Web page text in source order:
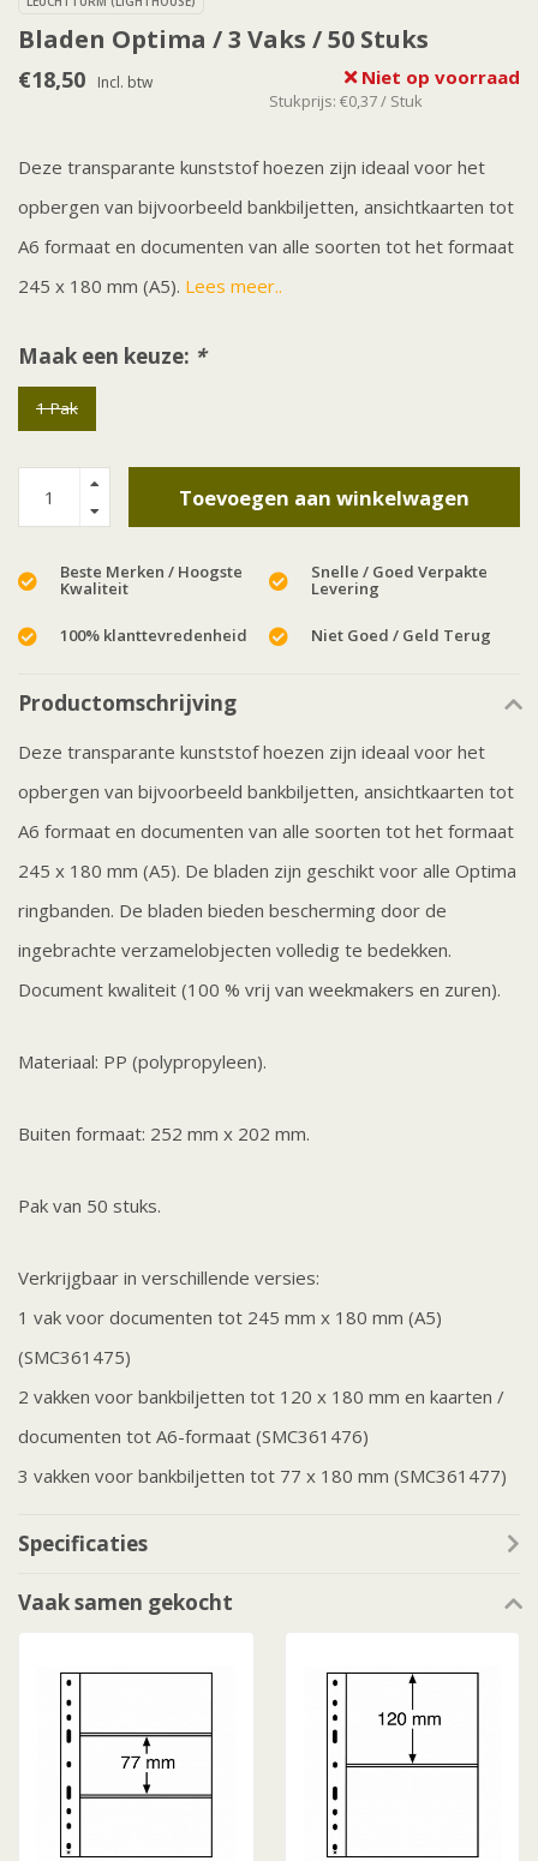
Bladen Optima / 3 Vaks / 50 Stuks
€18,50 Incl. btw Niet op voorraad
Stukprijs: €0,37 / Stuk
Deze transparante kunststof hoezen zijn ideaal voor het
opbergen van bijvoorbeeld bankbiljetten, ansichtkaarten tot
A6 formaat en documenten van alle soorten tot het formaat
245 x 180 mm (A5). Lees meer..
Maak een keuze: *
1 Pak
Toevoegen aan winkelwagen
Beste Merken / Hoogste
Kwaliteit
Snelle / Goed Verpakte
Levering
100% klanttevredenheid Niet Goed / Geld Terug
Productomschrijving
Deze transparante kunststof hoezen zijn ideaal voor het
opbergen van bijvoorbeeld bankbiljetten, ansichtkaarten tot
A6 formaat en documenten van alle soorten tot het formaat
245 x 180 mm (A5). De bladen zijn geschikt voor alle Optima
ringbanden. De bladen bieden bescherming door de
ingebrachte verzamelobjecten volledig te bedekken.
Document kwaliteit (100 % vrij van weekmakers en zuren).
Materiaal: PP (polypropyleen).
Buiten formaat: 252 mm x 202 mm.
Pak van 50 stuks.
Verkrijgbaar in verschillende versies:
1 vak voor documenten tot 245 mm x 180 mm (A5)
(SMC361475)
2 vakken voor bankbiljetten tot 120 x 180 mm en kaarten /
documenten tot A6-formaat (SMC361476)
3 vakken voor bankbiljetten tot 77 x 180 mm (SMC361477)
Specificaties
Vaak samen gekocht